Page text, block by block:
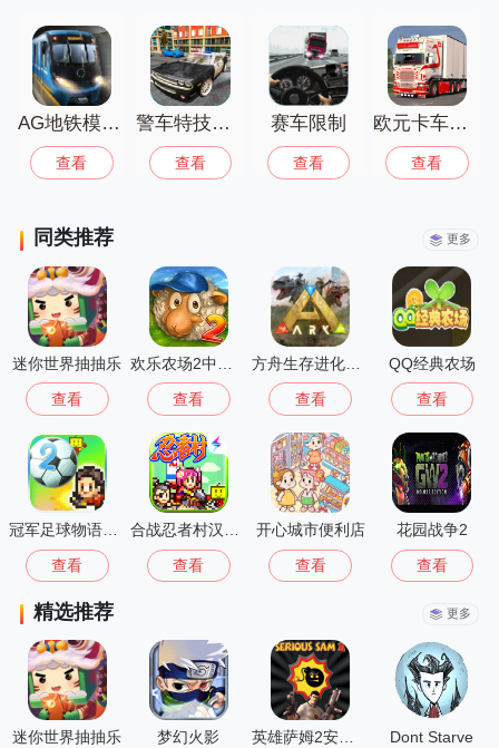
AG地铁模拟器
查看
警车特技巨型坡道
查看
赛车限制
查看
欧元卡车驾驶模拟器
查看
同类推荐 更多
迷你世界抽抽乐
查看 查看 查看
QQ经典农场
查看
查看 查看
开心城市便利店
查看
花园战争2
查看
精选推荐 更多
迷你世界抽抽乐 梦幻火影 Dont Starve